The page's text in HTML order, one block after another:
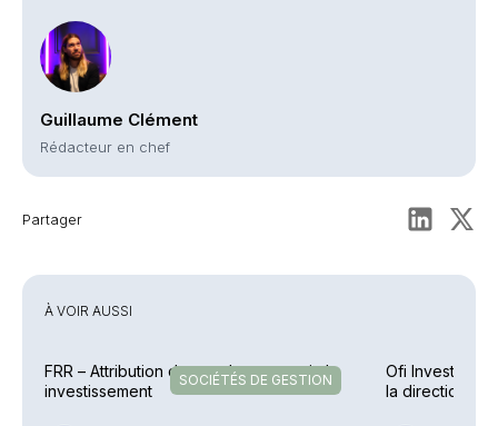
Guillaume Clément
Rédacteur en chef
Partager
À VOIR AUSSI
SOCIÉTÉS DE GESTION
FRR – Attribution de mandats en capital-
investissement
Ofi Invest AM
la direction